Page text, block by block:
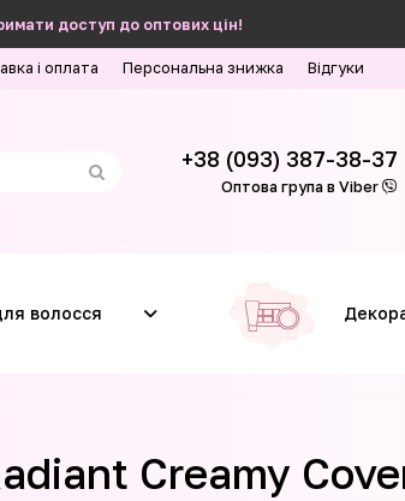
доступ до оптових цін!
і оплата Персональна знижка Відгуки
+38 (093) 387-38-37
Оптова група в Viber
волосся
Creamy